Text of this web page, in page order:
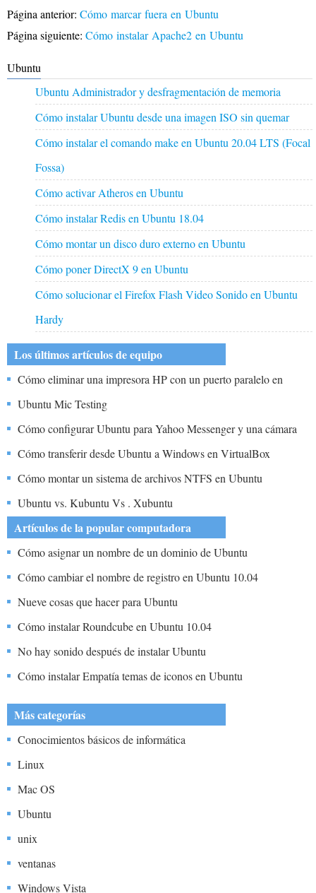
Página anterior: Cómo marcar fuera en Ubuntu
Página siguiente: Cómo instalar Apache2 en Ubuntu
Ubuntu
Ubuntu Administrador y desfragmentación de memoria
Cómo instalar Ubuntu desde una imagen ISO sin quemar
Cómo instalar el comando make en Ubuntu 20.04 LTS (Focal
Fossa)
Cómo activar Atheros en Ubuntu
Cómo instalar Redis en Ubuntu 18.04
Cómo montar un disco duro externo en Ubuntu
Cómo poner DirectX 9 en Ubuntu
Cómo solucionar el Firefox Flash Video Sonido en Ubuntu
Hardy
Los últimos artículos de equipo
Cómo eliminar una impresora HP con un puerto paralelo en
Ubuntu
Ubuntu Mic Testing
Cómo configurar Ubuntu para Yahoo Messenger y una cámara
web
Cómo transferir desde Ubuntu a Windows en VirtualBox
Cómo montar un sistema de archivos NTFS en Ubuntu
Ubuntu vs. Kubuntu Vs . Xubuntu
Artículos de la popular computadora
Cómo asignar un nombre de un dominio de Ubuntu
Cómo cambiar el nombre de registro en Ubuntu 10.04
Nueve cosas que hacer para Ubuntu
Cómo instalar Roundcube en Ubuntu 10.04
No hay sonido después de instalar Ubuntu
Cómo instalar Empatía temas de iconos en Ubuntu
Más categorías
Conocimientos básicos de informática
Linux
Mac OS
Ubuntu
unix
ventanas
Windows Vista